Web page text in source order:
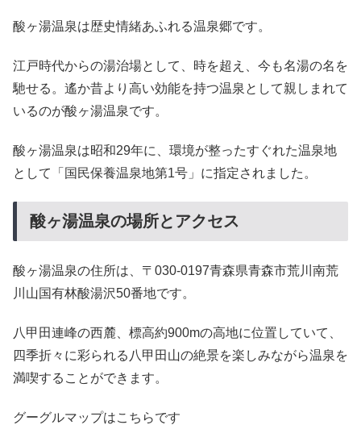
酸ヶ湯温泉は歴史情緒あふれる温泉郷です。
江戸時代からの湯治場として、時を超え、今も名湯の名を
馳せる。遙か昔より高い効能を持つ温泉として親しまれて
いるのが酸ヶ湯温泉です。
酸ヶ湯温泉は昭和29年に、環境が整ったすぐれた温泉地
として「国民保養温泉地第1号」に指定されました。
酸ヶ湯温泉の場所とアクセス
酸ヶ湯温泉の住所は、〒030-0197青森県青森市荒川南荒
川山国有林酸湯沢50番地です。
八甲田連峰の西麓、標高約900mの高地に位置していて、
四季折々に彩られる八甲田山の絶景を楽しみながら温泉を
満喫することができます。
グーグルマップはこちらです